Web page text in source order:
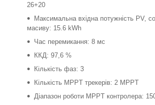
26+20
Максимальна вхідна потужність PV,
масиву: 15.6 kWh
Час перемикання: 8 мс
ККД: 97,6 %
Кількість фаз: 3
Кількість MPPT трекерів: 2 MPPT
Діапазон роботи MPPT контролера: